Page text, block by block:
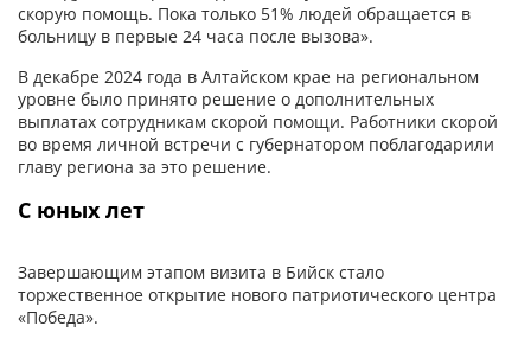
скорую помощь. Пока только 51% людей обращается в
больницу в первые 24 часа после вызова».
В декабре 2024 года в Алтайском крае на региональном
уровне было принято решение о дополнительных
выплатах сотрудникам скорой помощи. Работники скорой
во время личной встречи с губернатором поблагодарили
главу региона за это решение.
С юных лет
Завершающим этапом визита в Бийск стало
торжественное открытие нового патриотического центра
«Победа».